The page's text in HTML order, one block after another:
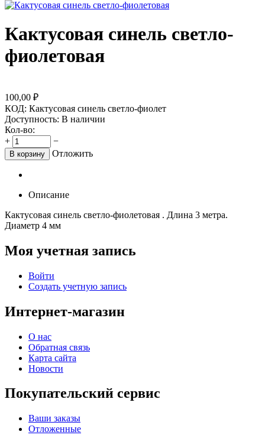
Кактусовая синель светло-
фиолетовая
100,00 ₽
КОД: Кактусовая синель светло-фиолет
Доступность: В наличии
Кол-во:
+
−
В корзину Отложить
Описание
Кактусовая синель светло-фиолетовая . Длина 3 метра.
Диаметр 4 мм
Моя учетная запись
Войти
Создать учетную запись
Интернет-магазин
О нас
Обратная связь
Карта сайта
Новости
Покупательский сервис
Ваши заказы
Отложенные